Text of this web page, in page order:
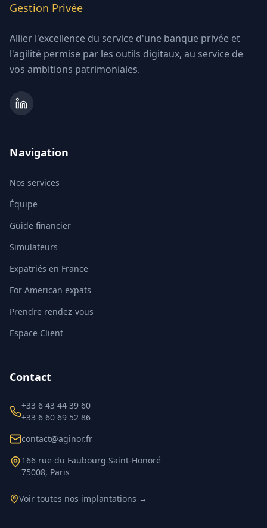
Gestion Privée
Allier l'excellence du service d'une banque privée et
l'agilité permise par les outils digitaux, au service de
vos ambitions patrimoniales.
Navigation
Nos services
Équipe
Guide financier
Simulateurs
Expatriés en France
For American expats
Prendre rendez-vous
Espace Client
Contact
+33 6 43 44 39 60
+33 6 60 69 52 86
contact@aginor.fr
166 rue du Faubourg Saint-Honoré
75008, Paris
Voir toutes nos implantations →